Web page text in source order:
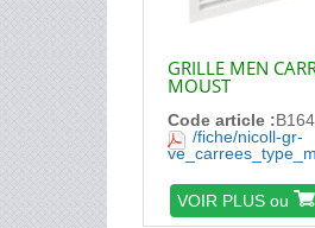
GRILLE MEN
MOUST
Code article :B164
/fiche/nicoll-gr-
VOIR PLUS ou